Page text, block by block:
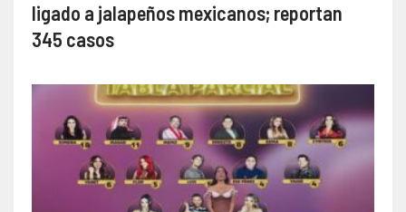
ligado a jalapeños mexicanos; reportan
345 casos